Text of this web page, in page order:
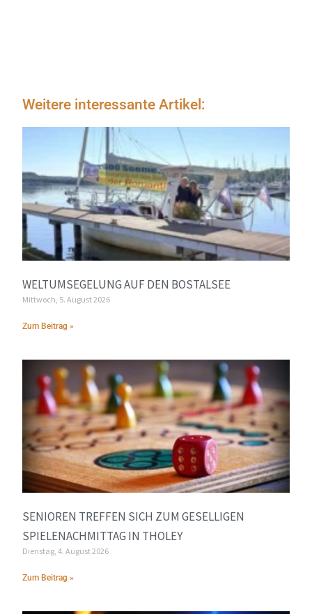
Weitere interessante Artikel:
WELTUMSEGELUNG AUF DEN BOSTALSEE
Mittwoch, 5. August 2026
Zum Beitrag »
SENIOREN TREFFEN SICH ZUM GESELLIGEN
SPIELENACHMITTAG IN THOLEY
Dienstag, 4. August 2026
Zum Beitrag »